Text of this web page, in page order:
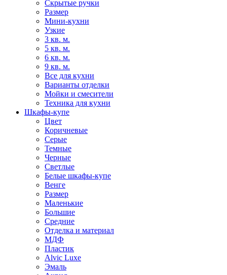
Скрытые ручки
Размер
Мини-кухни
Узкие
3 кв. м.
5 кв. м.
6 кв. м.
9 кв. м.
Все для кухни
Варианты отделки
Мойки и смесители
Техника для кухни
Шкафы-купе
Цвет
Коричневые
Серые
Темные
Черные
Светлые
Белые шкафы-купе
Венге
Размер
Маленькие
Большие
Средние
Отделка и материал
МДФ
Пластик
Alvic Luxe
Эмаль